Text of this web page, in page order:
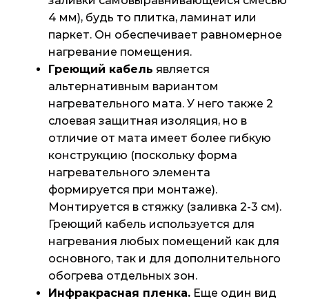
4 мм), будь то плитка, ламинат или
паркет. Он обеспечивает равномерное
нагревание помещения.
Греющий кабель является
альтернативным вариантом
нагревательного мата. У него также 2
слоевая защитная изоляция, но в
отличие от мата имеет более гибкую
конструкцию (поскольку форма
нагревательного элемента
формируется при монтаже).
Монтируется в стяжку (заливка 2-3 см).
Греющий кабель используется для
нагревания любых помещений как для
основного, так и для дополнительного
обогрева отдельных зон.
Инфракрасная пленка. Еще один вид